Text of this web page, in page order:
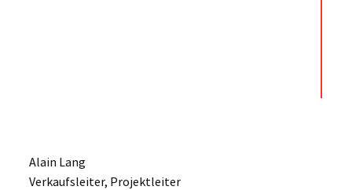
Alain Lang
Verkaufsleiter, Projektleiter